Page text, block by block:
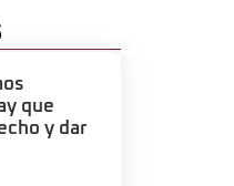
que
y dar